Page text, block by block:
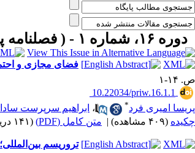
دوره ۱۶، شماره ۱ - ( فصلنامه پژوهش‌های سیاسی جهان اسلام، بهار ۱۴۰۵ )
فضای مجازی و
ص. ۱۴-۱
‎ 10.22034/priw.16.1.1
پریسا امیری فرد* ، ابراهیم سرپرست
چکیده (۴۰۹ مشاهده) | متن کامل (PDF) (۱۴۱ دریافت)
تروریسم